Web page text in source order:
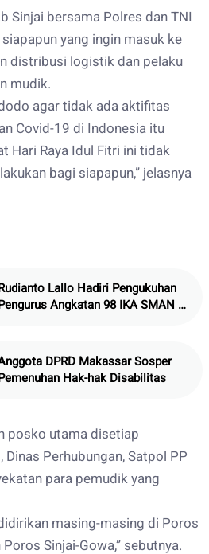
Sinjai bersama Polres dan TNI
yang ingin masuk ke
distribusi logistik dan pelaku
mudik.
agar tidak ada aktifitas
Covid-19 di Indonesia itu
Hari Raya Idul Fitri ini tidak
bagi siapapun,” jelasnya
Lallo Hadiri Pengukuhan
Angkatan 98 IKA SMAN 6
DPRD Makassar Sosper
Hak-hak Disabilitas
posko utama disetiap
Perhubungan, Satpol PP
para pemudik yang
masing-masing di Poros
Sinjai-Gowa,” sebutnya.